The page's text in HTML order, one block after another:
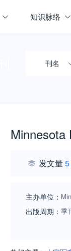
知识脉络
刊名
Minnesota
发文量5
主办单位：
出版周期： 季